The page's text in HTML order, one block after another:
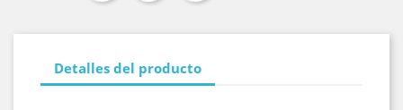
Detalles del producto